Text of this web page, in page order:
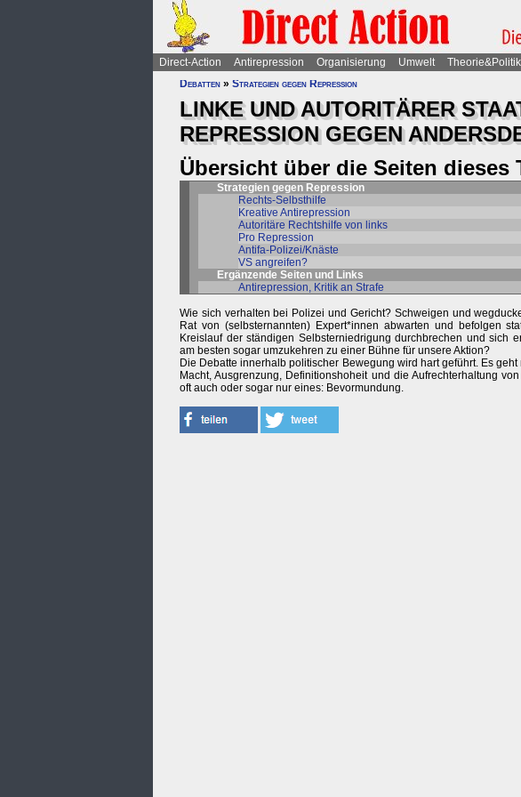
Direct-Action Antirepression Organisierung Umwelt Theorie&Politik
Debatten » Strategien gegen Repression
LINKE UND AUTORITÄRER
REPRESSION GEGEN
Übersicht über die Seiten dieses
Strategien gegen Repression
Rechts-Selbsthilfe
Kreative Antirepression
Autoritäre Rechtshilfe von links
Pro Repression
Antifa-Polizei/Knäste
VS angreifen?
Ergänzende Seiten und Links
Antirepression, Kritik an Strafe
Wie sich verhalten bei Polizei und Gericht? Schweigen und
Rat von (selbsternannten) Expert*innen abwarten und befolgen
Kreislauf der ständigen Selbsterniedrigung durchbrechen und sich
am besten sogar umzukehren zu einer Bühne für unsere Aktion?
Die Debatte innerhalb politischer Bewegung wird hart geführt. Es
Macht, Ausgrenzung, Definitionshoheit und die Aufrechterhaltung
oft auch oder sogar nur eines: Bevormundung.